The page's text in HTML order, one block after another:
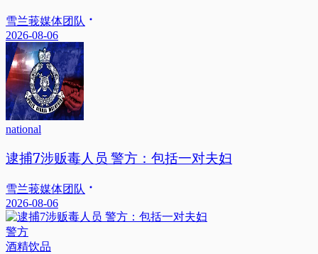
雪兰莪媒体团队
2026-08-06
national
逮捕7涉贩毒人员 警方：包括一对夫妇
雪兰莪媒体团队
2026-08-06
警方
酒精饮品